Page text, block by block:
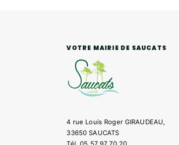
VOTRE MAIRIE DE SAUCATS
4 rue Louis Roger GIRAUDEAU,
33650 SAUCATS